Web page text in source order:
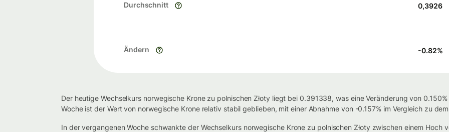
Durchschnitt 0,3926
Ändern -0.82%
Der heutige Wechselkurs norwegische Krone zu polnischen Złoty liegt bei 0.391338, was eine Veränderung von
Woche ist der Wert von norwegische Krone relativ stabil geblieben, mit einer Abnahme von -0.157% im Vergleich zu
In der vergangenen Woche schwankte der Wechselkurs norwegische Krone zu polnischen Złoty zwischen einem